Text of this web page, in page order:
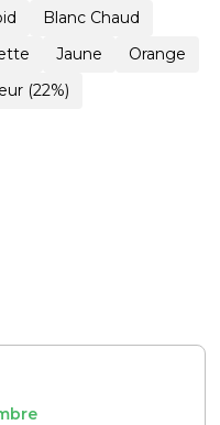
Blanc Chaud
Jaune
Orange
(22%)